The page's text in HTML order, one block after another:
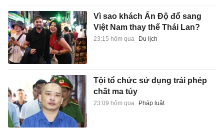
Vì sao khách Ấn Độ đổ sang
Việt Nam thay thế Thái Lan?
23:15 hôm qua Du lịch
Tội tổ chức sử dụng trái phép
chất ma túy
23:09 hôm qua Pháp luật